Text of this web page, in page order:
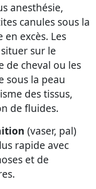
anesthésie,
canules sous la
excès. Les
sur le
de cheval ou les
sous la peau
des tissus,
de fluides.
(vaser, pal)
rapide avec
et de